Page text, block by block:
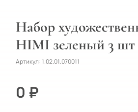
Набор
HIMI зеленый 3
Артикул:1.02.01.070011
0 ₽